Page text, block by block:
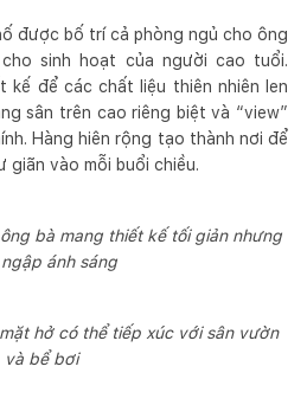
được bố trí cả phòng ngủ cho ông
sinh hoạt của người cao tuổi.
kế để các chất liệu thiên nhiên len
sân trên cao riêng biệt và “view”
Hàng hiên rộng tạo thành nơi để
vào mỗi buổi chiều.
bà mang thiết kế tối giản nhưng
ánh sáng
hở có thể tiếp xúc với sân vườn
và bể bơi